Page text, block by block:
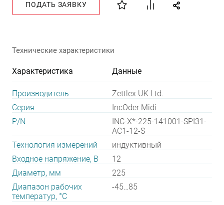
ПОДАТЬ ЗАЯВКУ
Технические характеристики
Характеристика Данные
Производитель
Zettlex UK Ltd.
Серия
IncOder Midi
P/N
INC-X*-225-141001-SPI31-
AC1-12-S
Технология измерений
индуктивный
Входное напряжение, В
12
Диаметр, мм
225
Диапазон рабочих
температур, °С
-45…85